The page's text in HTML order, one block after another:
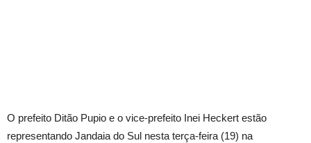
O prefeito Ditão Pupio e o vice-prefeito Inei Heckert estão
representando Jandaia do Sul nesta terça-feira (19) na